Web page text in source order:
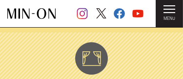
MENU
HOME ＞ 公演案内